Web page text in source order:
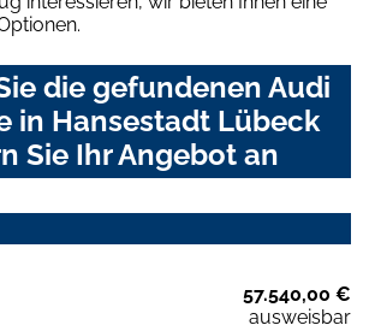
die gefundenen Audi
in Hansestadt Lübeck
Sie Ihr Angebot an
57.540,00 €
ausweisbar